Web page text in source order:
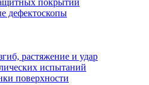
покрытий
дефектоскопы
растяжение и удар
испытаний
поверхности